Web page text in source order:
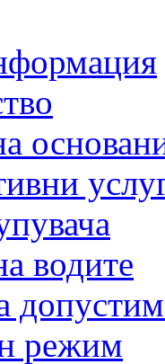
водите
режим